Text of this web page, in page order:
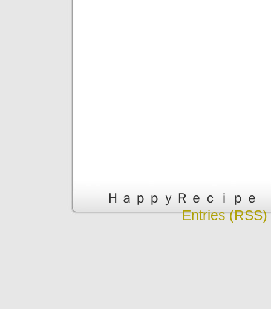
ＨａｐｐｙＲｅｃｉｐ
Entries (RSS)